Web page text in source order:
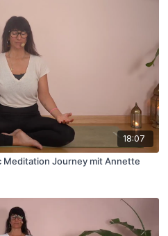
18:07
Meditation Journey mit Annette